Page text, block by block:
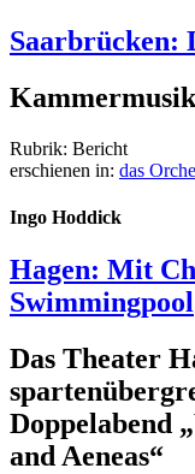
Saarbrücken:
Rubrik: Bericht
erschienen in: das
Ingo Hoddick
Hagen: Mit
Swimmingpool
Das Theater
Doppelabend
and Aeneas“